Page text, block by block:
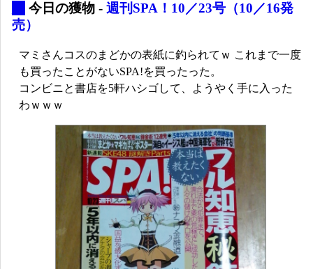
今日の獲物 -週刊SPA！10／23号（10／16発
売）
マミさんコスのまどかの表紙に釣られてｗ これまで一度
も買ったことがないSPA!を買ったった。
コンビニと書店を5軒ハシゴして、ようやく手に入った
わｗｗｗ